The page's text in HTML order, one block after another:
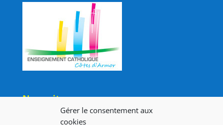
Gérer le consentement aux
cookies
Nous situer